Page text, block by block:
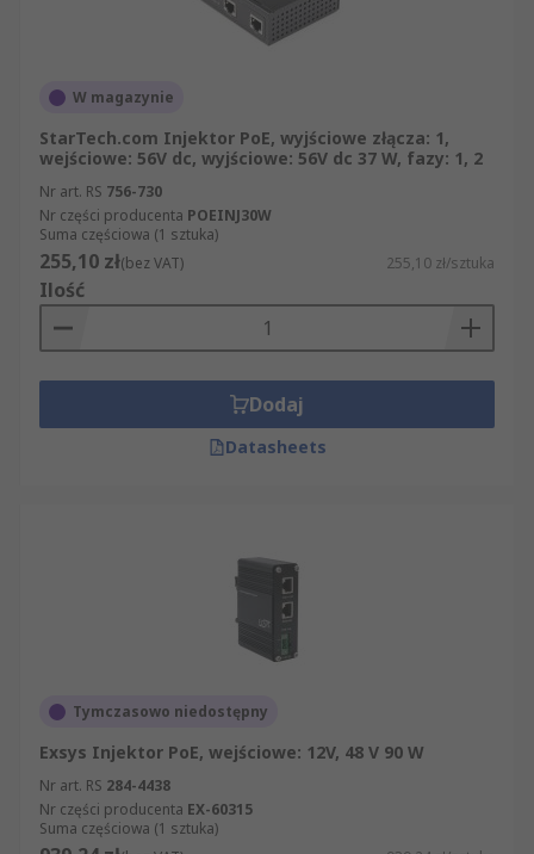
W magazynie
StarTech.com Injektor PoE, wyjściowe złącza: 1,
wejściowe: 56V dc, wyjściowe: 56V dc 37 W, fazy: 1, 2
Nr art. RS 756-730
Nr części producenta POEINJ30W
Suma częściowa (1 sztuka)
255,10 zł(bez VAT) 255,10 zł/sztuka
Ilość
Dodaj
Datasheets
Tymczasowo niedostępny
Exsys Injektor PoE, wejściowe: 12V, 48 V 90 W
Nr art. RS 284-4438
Nr części producenta EX-60315
Suma częściowa (1 sztuka)